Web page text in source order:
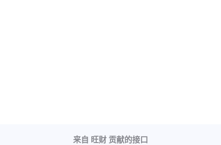
来自 旺财 贡献的接口